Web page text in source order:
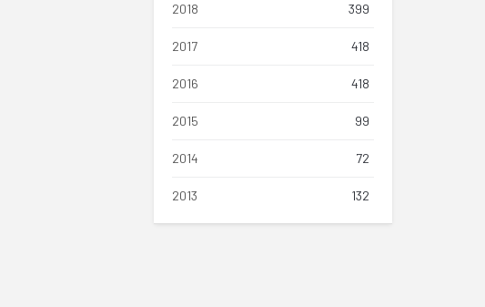
2018 399
2017 418
2016 418
2015 99
2014 72
2013 132